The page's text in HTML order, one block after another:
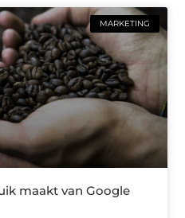
MARKETING
maakt van Google